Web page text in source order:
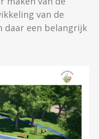
van de
daar een belangrijk